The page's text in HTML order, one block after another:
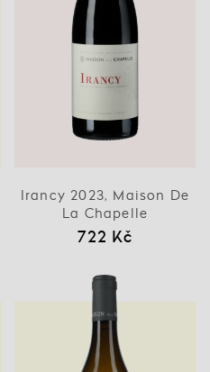
Irancy 2023, Maison De
La Chapelle
722 Kč